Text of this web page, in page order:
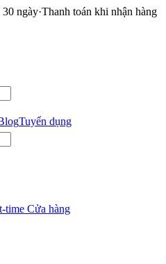
ngày·Thanh toán khi nhận hàng
Tuyển dụng
time Cửa hàng